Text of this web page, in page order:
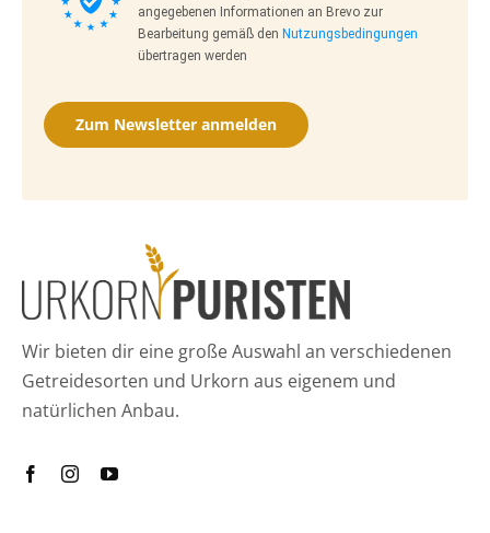
angegebenen Informationen an Brevo zur
Bearbeitung gemäß den Nutzungsbedingungen
übertragen werden
Zum Newsletter anmelden
Wir bieten dir eine große Auswahl an verschiedenen
Getreidesorten und Urkorn aus eigenem und
natürlichen Anbau.